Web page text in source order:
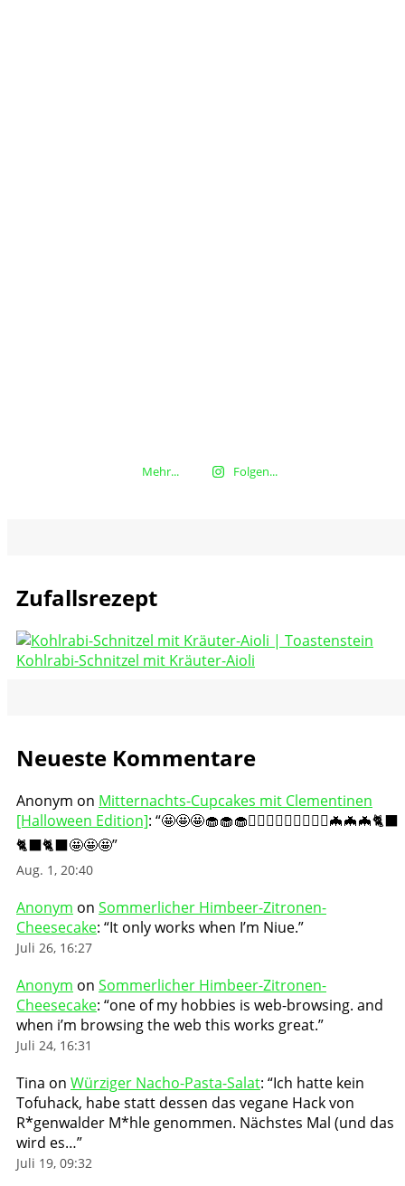
Mehr... Folgen...
Zufallsrezept
Kohlrabi-Schnitzel mit Kräuter-Aioli
Neueste Kommentare
Anonym on Mitternachts-Cupcakes mit Clementinen
[Halloween Edition]: “🤩🤩🤩🧁🧁🧁🧛🏻‍♀️🧛🏻‍♀️🧛🏻‍♀️🦇🦇🦇🐈‍⬛
🐈‍⬛🐈‍⬛🤩🤩🤩”
Aug. 1, 20:40
Anonym on Sommerlicher Himbeer-Zitronen-
Cheesecake: “It only works when I’m Niue.”
Juli 26, 16:27
Anonym on Sommerlicher Himbeer-Zitronen-
Cheesecake: “one of my hobbies is web-browsing. and
when i’m browsing the web this works great.”
Juli 24, 16:31
Tina on Würziger Nacho-Pasta-Salat: “Ich hatte kein
Tofuhack, habe statt dessen das vegane Hack von
R*genwalder M*hle genommen. Nächstes Mal (und das
wird es…”
Juli 19, 09:32